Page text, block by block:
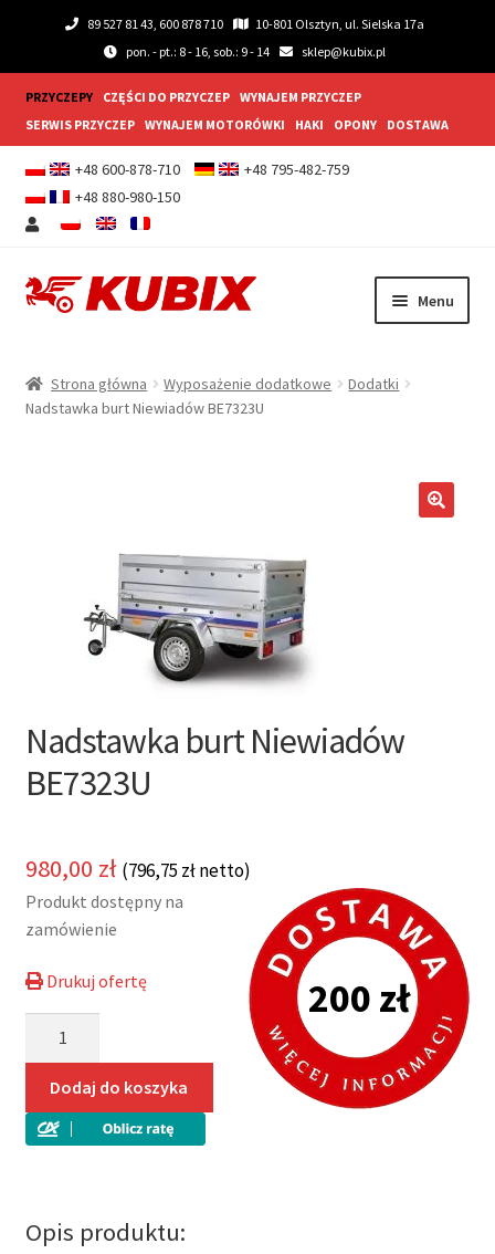
89 527 81 43, 600 878 710
10-801 Olsztyn, ul. Sielska 17a
pon. - pt.: 8 - 16, sob.: 9 - 14
sklep@kubix.pl
PRZYCZEPY CZĘŚCI DO PRZYCZEP
WYNAJEM PRZYCZEP
SERWIS PRZYCZEP
WYNAJEM MOTORÓWKI HAKI OPONY DOSTAWA
+48 600-878-710
+48 795-482-759
+48 880-980-150
Przejdź
Przejdź
Menu
Przyczepy gastronomiczne
menu
Kontakt
Strona główna Wyposażenie dodatkowe
Dodatki
Nadstawka burt Niewiadów BE7323U
Nadstawka burt Niewiadów
BE7323U
980,00 zł (796,75 złnetto)
200 zł
Produkt dostępny na
zamówienie
Drukuj ofertę
burt
Niewiadów
BE7323U
Dodaj do koszyka
Opis produktu: